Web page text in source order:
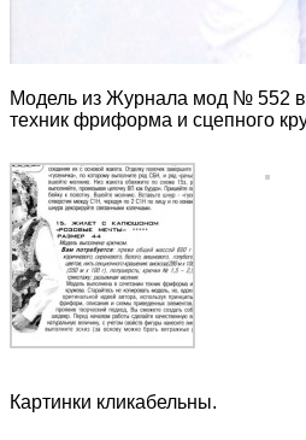
Модель из Журнала мод № 552
техник фриформа и сцепного
Картинки кликабельны.